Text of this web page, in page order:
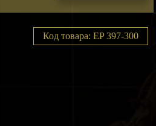
Код товара: EP 397-300